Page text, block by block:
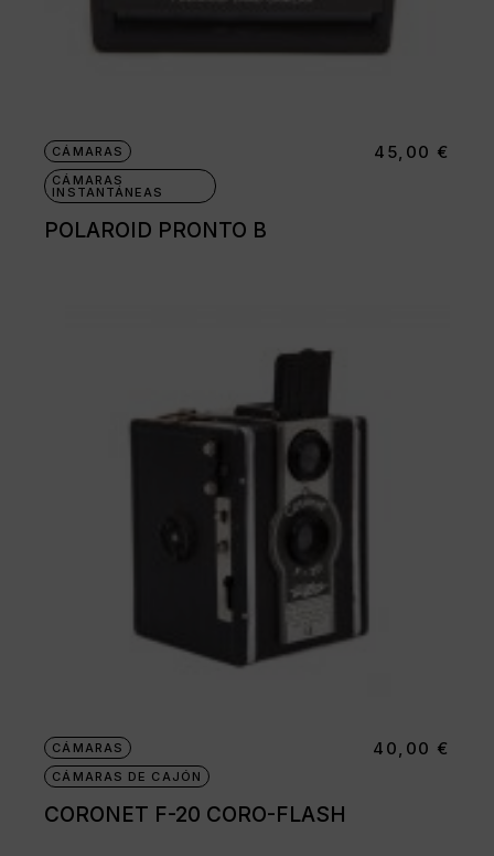
CÁMARAS
CÁMARAS
INSTANTÁNEAS
POLAROID PRONTO B
45,00 €
CÁMARAS
CÁMARAS DE CAJÓN
CORONET F-20 CORO-FLASH
40,00 €